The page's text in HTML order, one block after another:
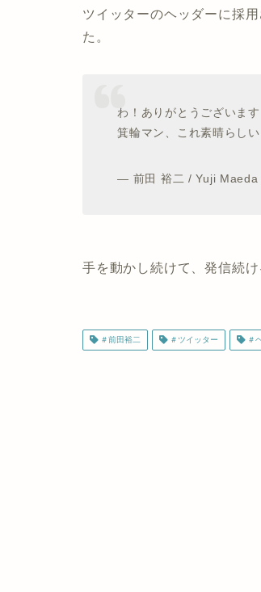
ツイッターのヘッダーに採
た。
わ！ありがとうございま
箕輪マン、これ素晴らしい
— 前田 裕二 / Yuji Maeda
手を動かし続けて、発信続
＃前田裕二 ＃ツイッター ＃